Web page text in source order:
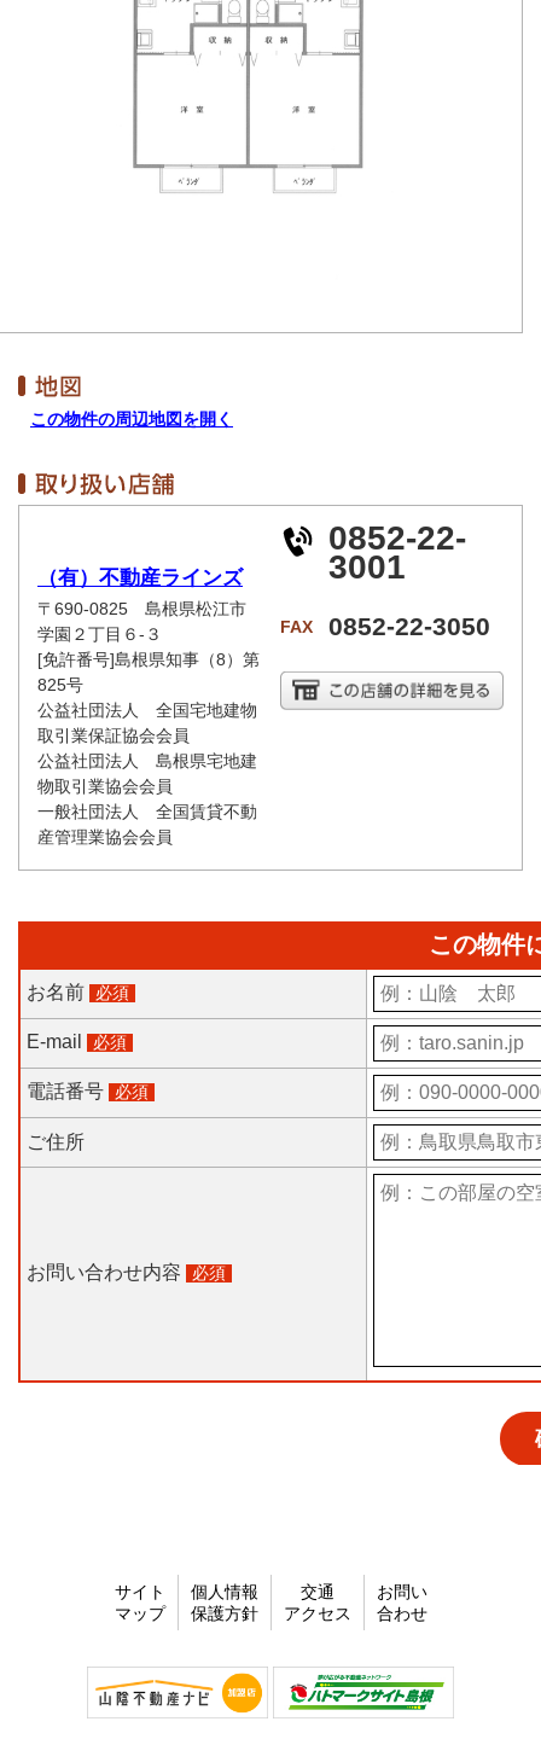
この物件の周辺地図を開く
（有）不動産ラインズ
〒690-0825 島根県松江市
学園２丁目６-３
[免許番号]島根県知事（8）第
825号
公益社団法人 全国宅地建物
取引業保証協会会員
公益社団法人 島根県宅地建
物取引業協会会員
一般社団法人 全国賃貸不動
産管理業協会会員
0852-22-
3001
FAX 0852-22-3050
サイト
マップ
個人情報
保護方針
交通
アクセス
お問い
合わせ